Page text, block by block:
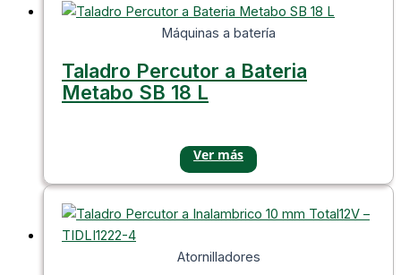
Máquinas a batería
Taladro Percutor a Bateria
Metabo SB 18 L
Atornilladores